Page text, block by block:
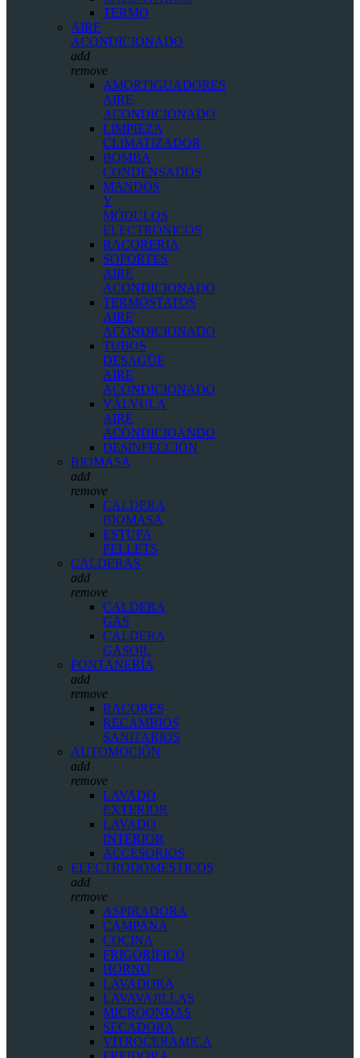
TERMO
AIRE
ACONDICIONADO
add
remove
AMORTIGUADORES
AIRE
ACONDICIONADO
LIMPIEZA
CLIMATIZADOR
BOMBA
CONDENSADOS
MANDOS
Y
MÓDULOS
ELECTRÓNICOS
RACORERIA
SOPORTES
AIRE
ACONDICIONADO
TERMOSTATOS
AIRE
ACONDICIONADO
TUBOS
DESAGÜE
AIRE
ACONDICIONADO
VÁLVULA
AIRE
ACONDICIOANDO
DESINFECCIÓN
BIOMASA
add
remove
CALDERA
BIOMASA
ESTUFA
PELLETS
CALDERAS
add
remove
CALDERA
GAS
CALDERA
GASOIL
FONTANERÍA
add
remove
RACORES
RECAMBIOS
SANITARIOS
AUTOMOCIÓN
add
remove
LAVADO
EXTERIOR
LAVADO
INTERIOR
ACCESORIOS
ELECTRODOMESTICOS
add
remove
ASPIRADORA
CAMPANA
COCINA
FRIGORIFICO
HORNO
LAVADORA
LAVAVAJILLAS
MICROONDAS
SECADORA
VITROCERAMICA